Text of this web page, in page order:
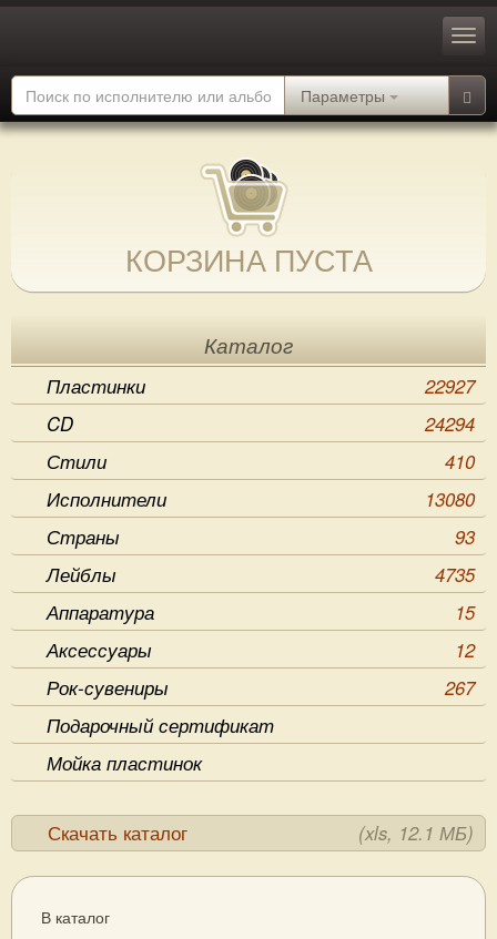
Параметры
КОРЗИНА ПУСТА
Каталог
Пластинки
22927
CD
24294
Стили
410
Исполнители
13080
Страны
93
Лейблы
4735
Аппаратура
15
Аксессуары
12
Рок-сувениры
267
Подарочный сертификат
Мойка пластинок
Скачать каталог (xls, 12.1 МБ)
В каталог